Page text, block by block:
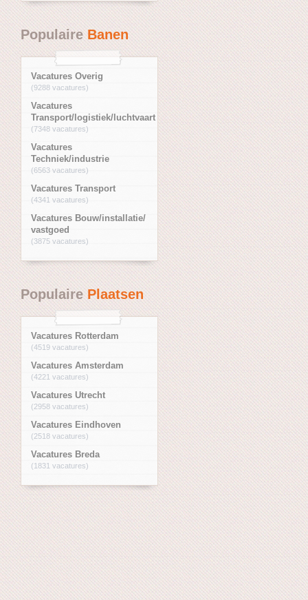
PopulaireBanen
Vacatures Overig
(9288 vacatures)
Vacatures
Transport/logistiek/luchtvaart
(7348 vacatures)
Vacatures
Techniek/industrie
(6563 vacatures)
Vacatures Transport
(4341 vacatures)
Vacatures Bouw/installatie/
vastgoed
(3875 vacatures)
PopulairePlaatsen
Vacatures Rotterdam
(4519 vacatures)
Vacatures Amsterdam
(4221 vacatures)
Vacatures Utrecht
(2958 vacatures)
Vacatures Eindhoven
(2518 vacatures)
Vacatures Breda
(1831 vacatures)